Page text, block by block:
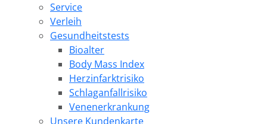
Service
Verleih
Gesundheitstests
Bioalter
Body Mass Index
Herzinfarktrisiko
Schlaganfallrisiko
Venenerkrankung
Unsere Kundenkarte